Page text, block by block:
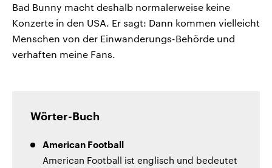
Bad Bunny macht deshalb normalerweise keine
Konzerte in den USA. Er sagt: Dann kommen vielleicht
Menschen von der Einwanderungs-Behörde und
verhaften meine Fans.
Wörter-Buch
American Football
American Football ist englisch und bedeutet